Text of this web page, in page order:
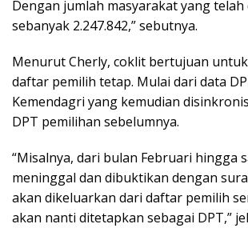
Dengan jumlah masyarakat yang
sebanyak 2.247.842,” sebutnya.
Menurut Cherly, coklit bertujuan
daftar pemilih tetap. Mulai dari data
Kemendagri yang kemudian
DPT pemilihan sebelumnya.
“Misalnya, dari bulan Februari hingga
meninggal dan dibuktikan dengan
akan dikeluarkan dari daftar pemilih
akan nanti ditetapkan sebagai DPT,”